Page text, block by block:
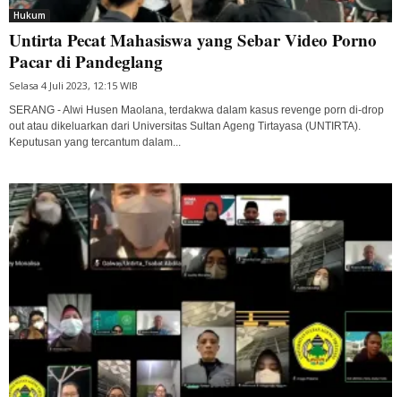
Hukum
Untirta Pecat Mahasiswa yang Sebar Video Porno
Pacar di Pandeglang
Selasa 4 Juli 2023, 12:15 WIB
SERANG - Alwi Husen Maolana, terdakwa dalam kasus revenge porn di-drop
out atau dikeluarkan dari Universitas Sultan Ageng Tirtayasa (UNTIRTA).
Keputusan yang tercantum dalam...